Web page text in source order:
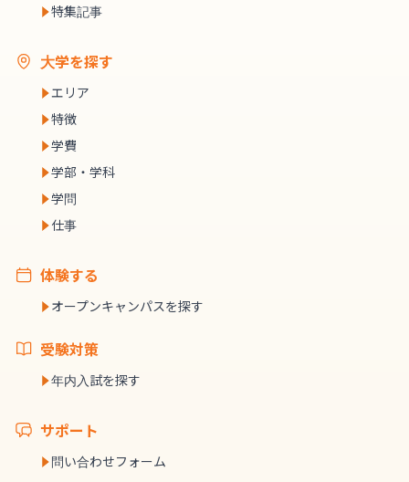
特集記事
大学を探す
エリア
特徴
学費
学部・学科
学問
仕事
体験する
オープンキャンパスを探す
受験対策
年内入試を探す
サポート
問い合わせフォーム